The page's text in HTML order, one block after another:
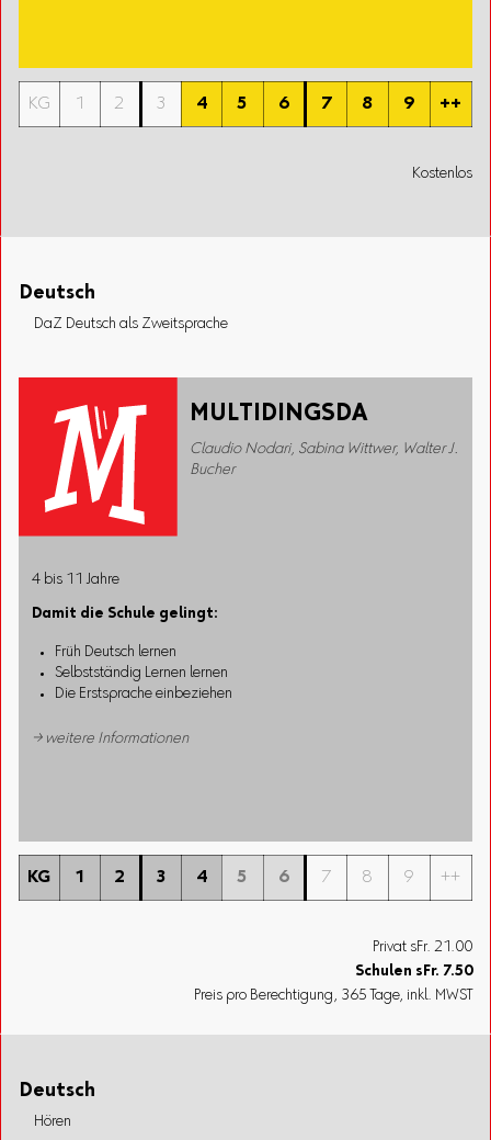
KG 1 2 3 4 5 6 7 8 9 ++
Kostenlos
Deutsch
DaZ Deutsch als Zweitsprache
MULTIDINGSDA
Claudio Nodari, Sabina Wittwer, Walter J.
Bucher
4 bis 11 Jahre
Damit die Schule gelingt:
Früh Deutsch lernen
Selbstständig Lernen lernen
Die Erstsprache einbeziehen
→ weitere Informationen
KG 1 2 3 4 5 6 7 8 9 ++
Privat sFr. 21.00
Schulen sFr. 7.50
Preis pro Berechtigung, 365 Tage, inkl. MWST
Deutsch
Hören